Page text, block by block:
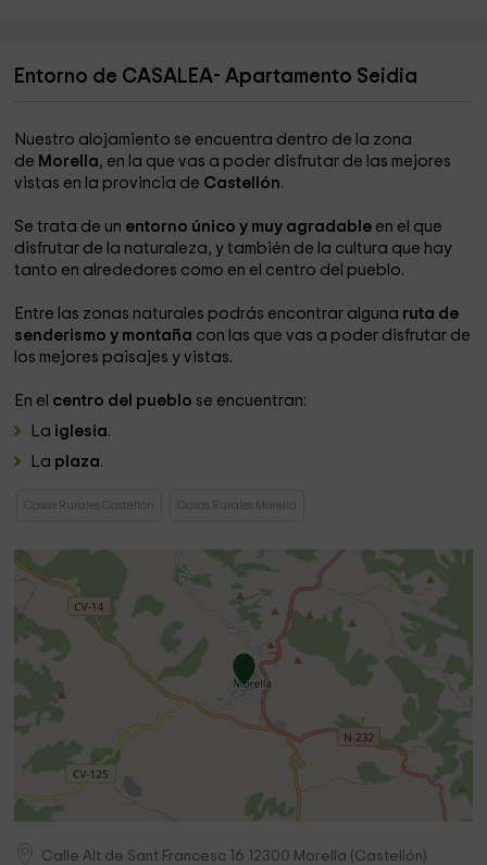
Entorno de CASALEA- Apartamento Seidia
Nuestro alojamiento se encuentra dentro de la zona
de Morella, en la que vas a poder disfrutar de las mejores
vistas en la provincia de Castellón.
Se trata de un entorno único y muy agradable en el que
disfrutar de la naturaleza, y también de la cultura que hay
tanto en alrededores como en el centro del pueblo.
Entre las zonas naturales podrás encontrar alguna ruta de
senderismo y montaña con las que vas a poder disfrutar de
los mejores paisajes y vistas.
En el centro del pueblo se encuentran:
La iglesia.
La plaza.
Casas Rurales Castellón Casas Rurales Morella
Calle Alt de Sant Francesc 16 12300 Morella (Castellón)